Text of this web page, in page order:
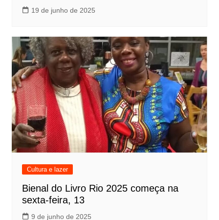
19 de junho de 2025
Cultura e lazer
Bienal do Livro Rio 2025 começa na
sexta-feira, 13
9 de junho de 2025